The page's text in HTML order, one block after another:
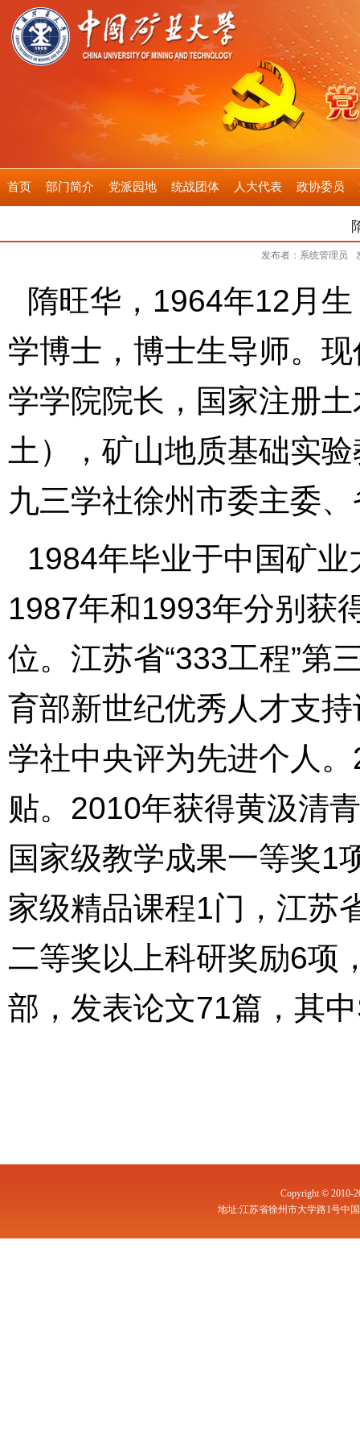
首页 部门简介 党派园地 统战团体 人大代表 政协委员
发布者：系统管理员
隋旺华，1964年12月
学博士，博士生导师。
学学院院长， 国家注册
土），矿山地质基础实
九三学社徐州市委主委
1984年毕业于中国矿
1987年和1993年分别获
位。江苏省“333工程”第
育部新世纪优秀人才支
学社中央评为先进个人
贴。2010年获得黄汲清
国家级教学成果一等奖1
家级精品课程1门，江苏
二等奖以上科研奖励6项
部，发表论文71篇，其
Copyright © 2010-
地址:江苏省徐州市大学路1号中